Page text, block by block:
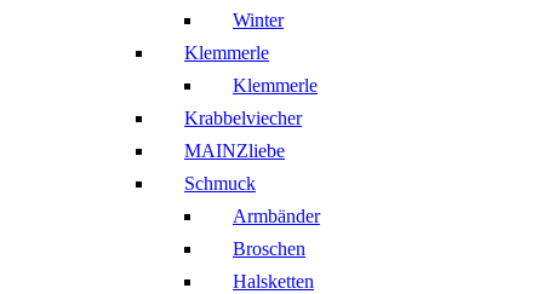
Winter
Klemmerle
Klemmerle
Krabbelviecher
MAINZliebe
Schmuck
Armbänder
Broschen
Halsketten